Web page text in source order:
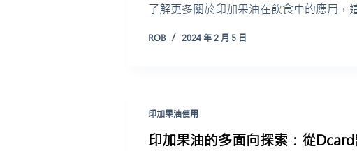
了解更多關於印加果油在飲食中的應用，
ROB 2024 年 2 月 5 日
印加果油使用
印加果油的多面向探索：從